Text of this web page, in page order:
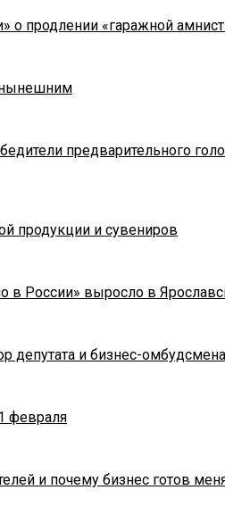
о продлении «гаражной
нынешним
предварительного
продукции и сувениров
в России» выросло в
депутата и бизнес-
февраля
и почему бизнес готов